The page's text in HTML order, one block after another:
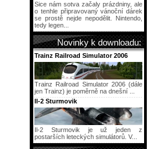
Sice nám sotva začaly prázdniny, ale
o tenhle připravovaný vánoční dárek
se prostě nejde nepodělit. Nintendo,
tedy legen...
Novinky k downloadu:
Trainz Railroad Simulator 2006
Trainz Railroad Simulator 2006 (dále
jen Trainz) je poměrně na dnešní ...
Il-2 Sturmovik
Il-2 Sturmovik je už jeden z
postarších leteckých simulátorů. V...